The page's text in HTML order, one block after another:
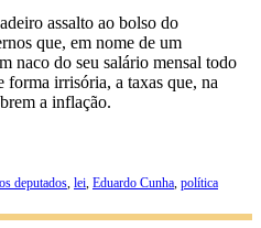
assalto ao bolso do
que, em nome de um
naco do seu salário mensal todo
irrisória, a taxas que, na
a inflação.
deputados, lei, Eduardo Cunha, política